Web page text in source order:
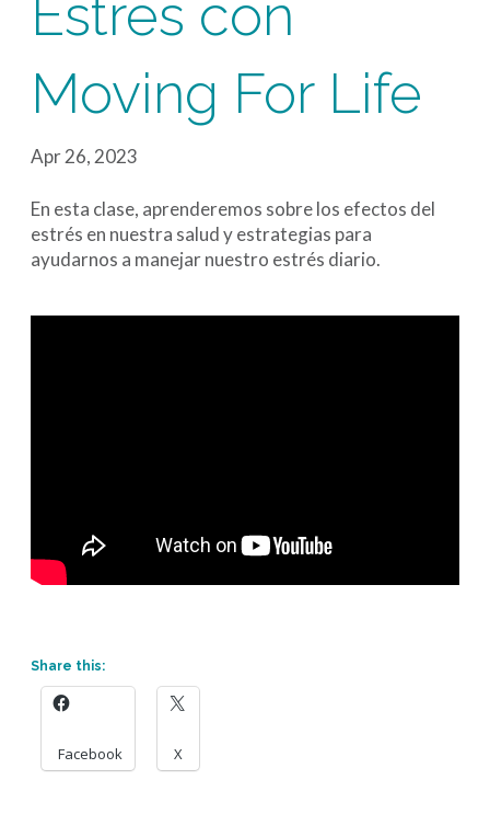
Estrés con
Moving For Life
Apr 26, 2023
En esta clase, aprenderemos sobre los efectos del
estrés en nuestra salud y estrategias para
ayudarnos a manejar nuestro estrés diario.
Share this:
Facebook X